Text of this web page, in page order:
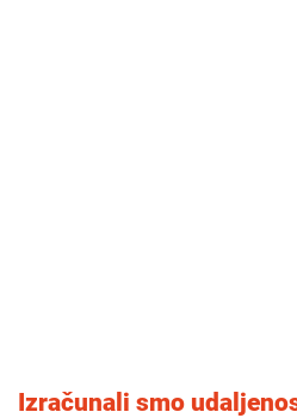
Izračunali smo